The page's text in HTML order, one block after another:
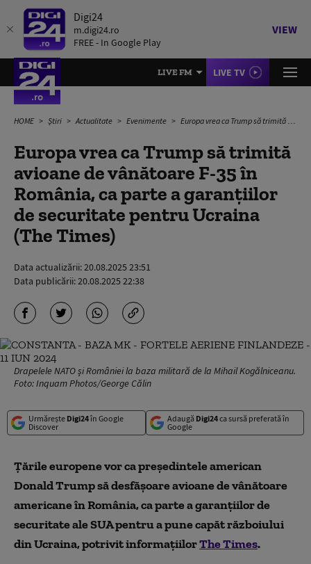
Digi24
m.digi24.ro
FREE - In Google Play
VIEW
LIVE FM LIVE TV
HOME Știri Actualitate Evenimente Europa vrea ca Trump să trimită avioane de vânătoare F-35 în România, ca parte a garanțiilor de securitate pentru Ucraina (The Times)
Europa vrea ca Trump să trimită
avioane de vânătoare F-35 în
România, ca parte a garanțiilor
de securitate pentru Ucraina
(The Times)
Data actualizării:20.08.2025 23:51
Data publicării:20.08.2025 22:38
Drapelele NATO și României la baza militară de la Mihail Kogălniceanu.
Foto: Inquam Photos/George Călin
Urmărește Digi24în Google
Discover
Adaugă Digi24ca sursă preferată în
Google
Țările europene vor ca președinteleamerican
DonaldTrump să desfășoare avioane de vânătoare
americane în România, ca parte a garanțiilor de
securitate ale SUA pentru a pune capăt războiului
din Ucraina,potrivit informațiilorThe Times.